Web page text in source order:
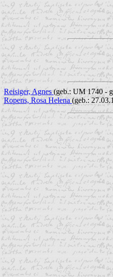
Reisiger, Agnes(geb.: UM 1740 -
Ropens, Rosa Helena(geb.: